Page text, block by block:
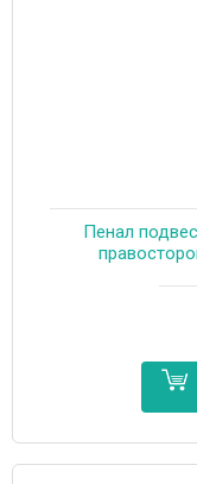
Пенал